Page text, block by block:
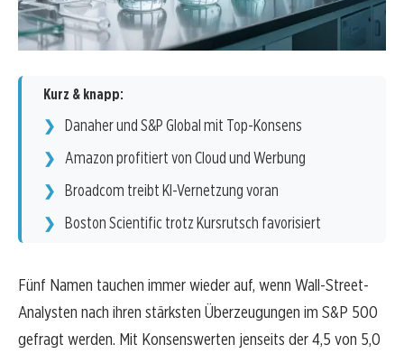
Kurz & knapp:
Danaher und S&P Global mit Top-Konsens
Amazon profitiert von Cloud und Werbung
Broadcom treibt KI-Vernetzung voran
Boston Scientific trotz Kursrutsch favorisiert
Fünf Namen tauchen immer wieder auf, wenn Wall-Street-
Analysten nach ihren stärksten Überzeugungen im S&P 500
gefragt werden. Mit Konsenswerten jenseits der 4,5 von 5,0